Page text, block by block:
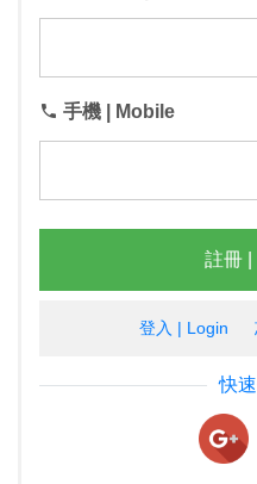
手機 | Mobile
註冊 |
登入 | Login
快